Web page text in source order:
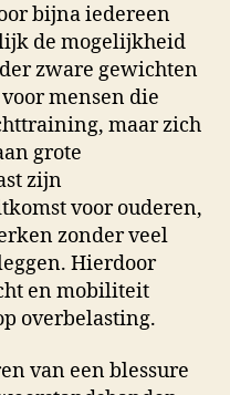
bijna iedereen
de mogelijkheid
zware gewichten
mensen die
maar zich
grote
zijn
voor ouderen,
zonder veel
Hierdoor
en mobiliteit
overbelasting.
van een blessure